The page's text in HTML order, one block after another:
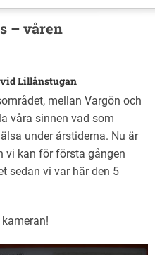
– våren
vid Lillånstugan
mellan Vargön och
våra sinnen vad som
under årstiderna. Nu är
vi kan för första gången
sedan vi var här den 5